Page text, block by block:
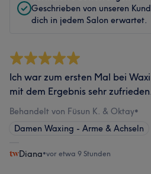
Geschrieben von unseren
dich in jedem Salon erwartet.
Ich war zum ersten Mal bei
mit dem Ergebnis sehr
Behandelt von Füsun K. & Oktay•
Damen Waxing - Arme & Achseln
Diana•vor etwa 9 Stunden